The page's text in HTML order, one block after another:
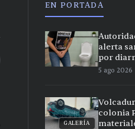
EN PORTADA
alerta
por
5 ago 2026
GALERÍA
colonia